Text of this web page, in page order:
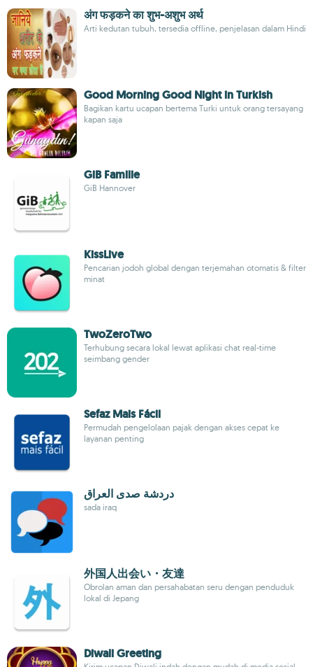
अंग फड़कने का शुभ-अशुभ अर्थ
Arti kedutan tubuh, tersedia offline, penjelasan dalam Hindi
Good Morning Good Night in Turkish
Bagikan kartu ucapan bertema Turki untuk orang tersayang
kapan saja
GiB Familie
GiB Hannover
KissLive
Pencarian jodoh global dengan terjemahan otomatis & filter
minat
TwoZeroTwo
Terhubung secara lokal lewat aplikasi chat real-time
seimbang gender
Sefaz Mais Fácil
Permudah pengelolaan pajak dengan akses cepat ke
layanan penting
دردشة صدى العراق
sada iraq
外国人出会い・友達
Obrolan aman dan persahabatan seru dengan penduduk
lokal di Jepang
Diwali Greeting